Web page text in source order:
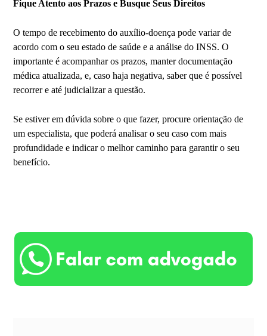
Fique Atento aos Prazos e Busque Seus Direitos
O tempo de recebimento do auxílio-doença pode variar de
acordo com o seu estado de saúde e a análise do INSS. O
importante é acompanhar os prazos, manter documentação
médica atualizada, e, caso haja negativa, saber que é possível
recorrer e até judicializar a questão.
Se estiver em dúvida sobre o que fazer, procure orientação de
um especialista, que poderá analisar o seu caso com mais
profundidade e indicar o melhor caminho para garantir o seu
benefício.